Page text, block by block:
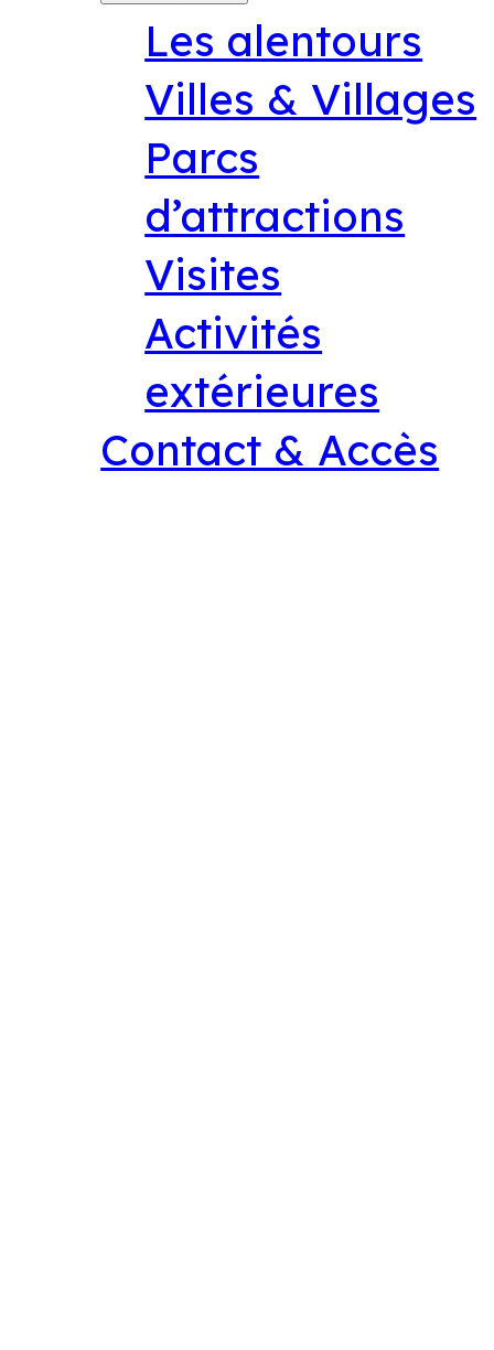
Les alentours
Villes & Villages
Parcs
d’attractions
Visites
Activités
extérieures
Contact & Accès